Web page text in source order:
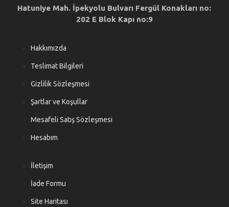
Hatuniye Mah. İpekyolu Bulvarı Fergül Konakları no:
202 E Blok Kapı no:9
Hakkımızda
Teslimat Bilgileri
Gizlilik Sözleşmesi
Şartlar ve Koşullar
Mesafeli Satış Sözleşmesi
Hesabım
İletişim
İade Formu
Site Haritası